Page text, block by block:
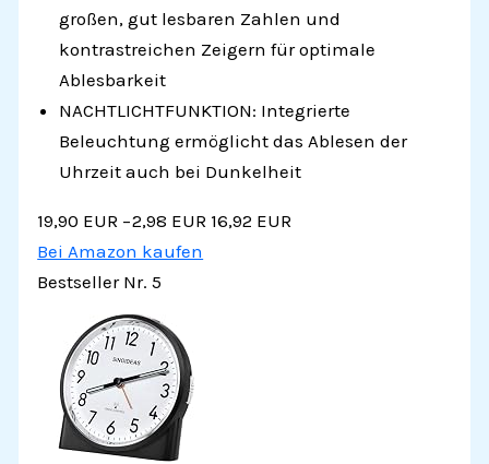
großen, gut lesbaren Zahlen und
kontrastreichen Zeigern für optimale
Ablesbarkeit
NACHTLICHTFUNKTION: Integrierte
Beleuchtung ermöglicht das Ablesen der
Uhrzeit auch bei Dunkelheit
19,90 EUR −2,98 EUR 16,92 EUR
Bei Amazon kaufen
Bestseller Nr. 5